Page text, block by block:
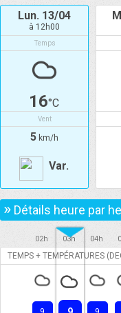
Lun. 13/04
à 12h00
Temps
16°C
Vent
5km/h
Var.
» Détails heure par
02h 03h 04h
TEMPS + TEMPÉRATURES